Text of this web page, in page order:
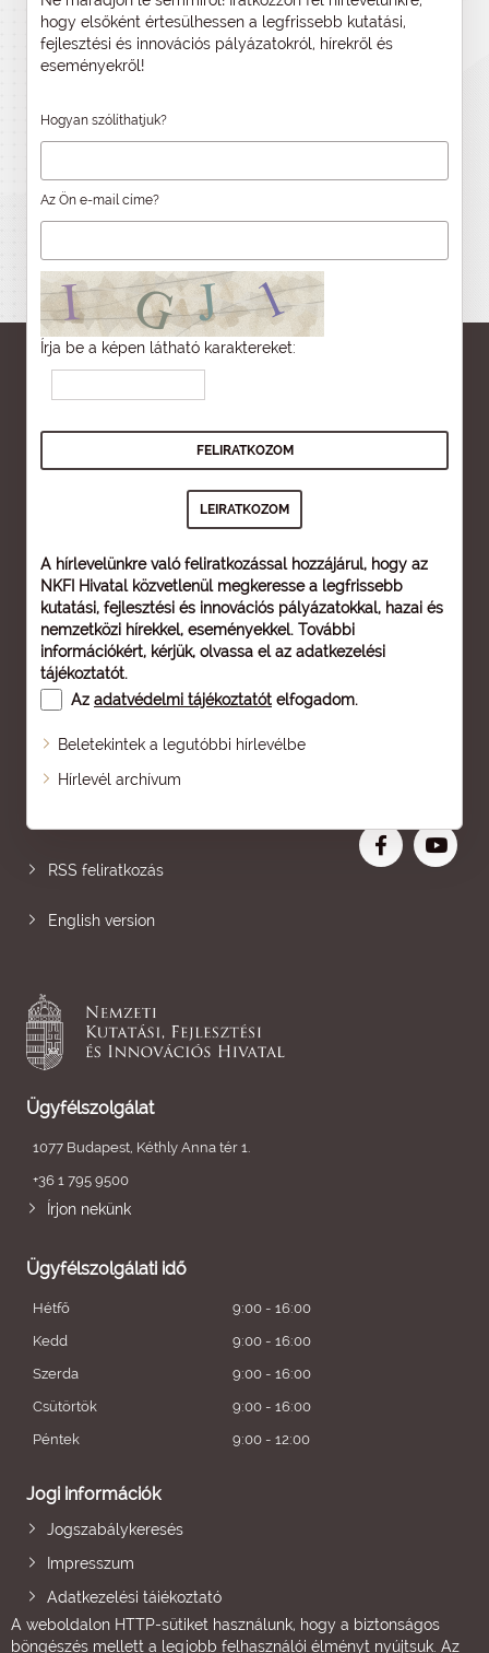
hogy elsőként értesülhessen a legfrissebb kutatási,
fejlesztési és innovációs pályázatokról, hírekről és
eseményekről!
Hogyan szólíthatjuk?
Az Ön e-mail címe?
Írja be a képen látható karaktereket:
A hírlevelünkre való feliratkozással hozzájárul, hogy az
NKFI Hivatal közvetlenül megkeresse a legfrissebb
kutatási, fejlesztési és innovációs pályázatokkal, hazai és
nemzetközi hírekkel, eseményekkel. További
információkért, kérjük, olvassa el az adatkezelési
tájékoztatót.
Az adatvédelmi tájékoztatót elfogadom.
Beletekintek a legutóbbi hírlevélbe
Hírlevél archívum
Oldaltérkép
RSS feliratkozás
English version
Ügyfélszolgálat
1077 Budapest, Kéthly Anna tér 1.
+36 1 795 9500
Írjon nekünk
Ügyfélszolgálati idő
Hétfő
9:00 - 16:00
Kedd
9:00 - 16:00
Szerda
9:00 - 16:00
Csütörtök
9:00 - 16:00
Péntek
9:00 - 12:00
Jogi információk
Jogszabálykeresés
Impresszum
Adatkezelési tájékoztató
A weboldalon HTTP-sütiket használunk, hogy a biztonságos
böngészés mellett a legjobb felhasználói élményt nyújtsuk. Az